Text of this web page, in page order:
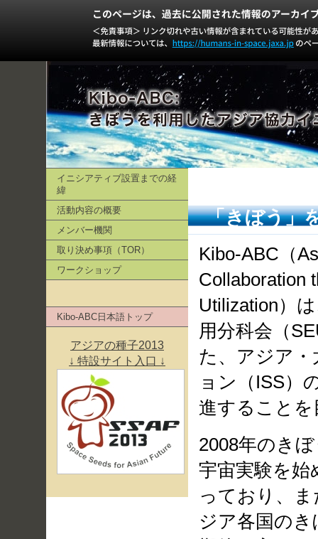
イニシアティブ設置までの経
緯
活動内容の概要
メンバー機関
取り決め事項（TOR）
ワークショップ
Kibo-ABC日本語トップ
アジアの種子2013
↓ 特設サイト入口 ↓
「きぼう」
Kibo-ABC（
Collaboration
Utilization）
用分科会（
た、アジア
ョン（ISS）
進すること
2008年のき
宇宙実験を始
っており、
ジア各国の